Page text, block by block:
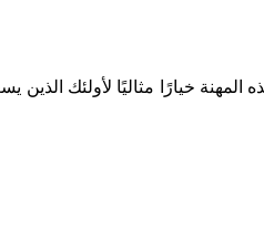
خيارًا مثاليًا لأولئك